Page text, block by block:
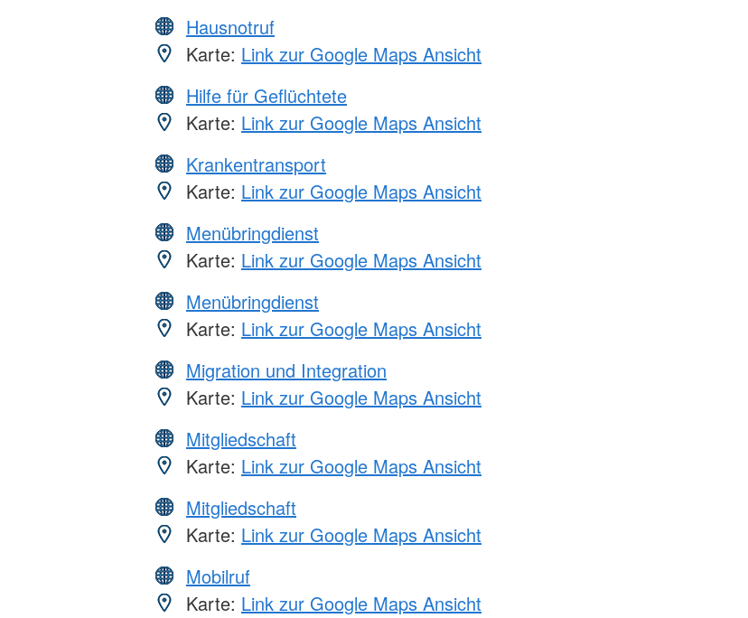
Hausnotruf
Karte: Link zur Google Maps Ansicht
Hilfe für Geflüchtete
Karte: Link zur Google Maps Ansicht
Krankentransport
Karte: Link zur Google Maps Ansicht
Menübringdienst
Karte: Link zur Google Maps Ansicht
Menübringdienst
Karte: Link zur Google Maps Ansicht
Migration und Integration
Karte: Link zur Google Maps Ansicht
Mitgliedschaft
Karte: Link zur Google Maps Ansicht
Mitgliedschaft
Karte: Link zur Google Maps Ansicht
Mobilruf
Karte: Link zur Google Maps Ansicht